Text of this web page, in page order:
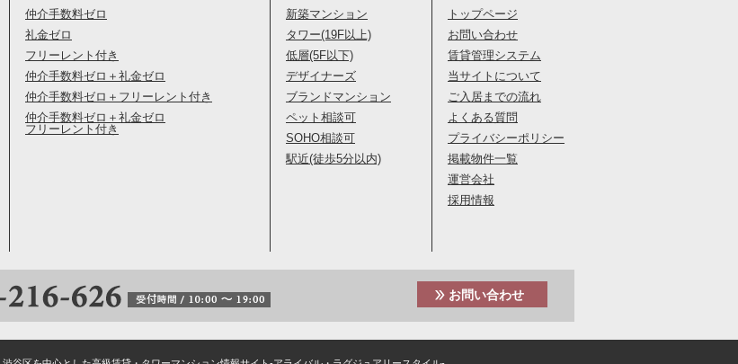
仲介手数料ゼロ
礼金ゼロ
フリーレント付き
仲介手数料ゼロ＋礼金ゼロ
仲介手数料ゼロ＋フリーレント付き
仲介手数料ゼロ＋礼金ゼロ
フリーレント付き
新築マンション
タワー(19F以上)
低層(5F以下)
デザイナーズ
ブランドマンション
ペット相談可
SOHO相談可
駅近(徒歩5分以内)
トップページ
お問い合わせ
賃貸管理システム
当サイトについて
ご入居までの流れ
よくある質問
プライバシーポリシー
掲載物件一覧
運営会社
採用情報
お問い合わせ